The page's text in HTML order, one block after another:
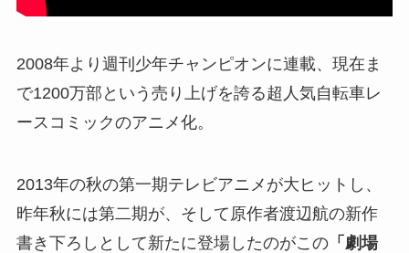
2008年より週刊少年チャンピオンに連載、現在ま
で1200万部という売り上げを誇る超人気自転車レ
ースコミックのアニメ化。
2013年の秋の第一期テレビアニメが大ヒットし、
昨年秋には第二期が、そして原作者渡辺航の新作
書き下ろしとして新たに登場したのがこの「劇場